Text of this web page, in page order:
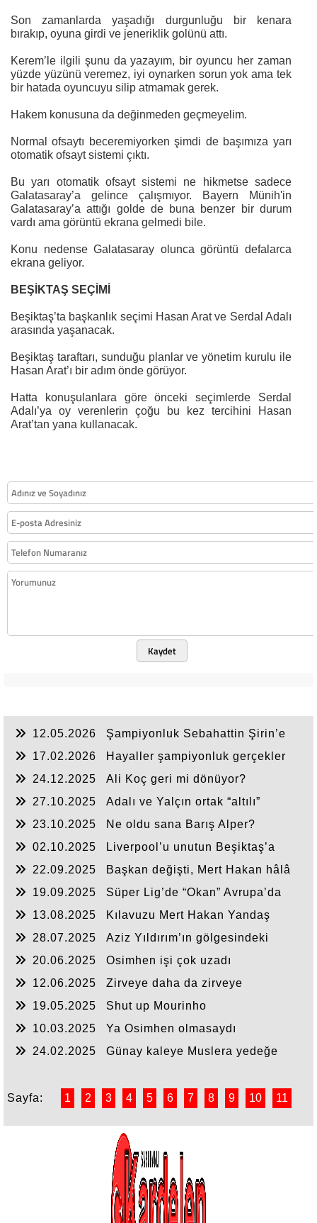
Son zamanlarda yaşadığı durgunluğu bir kenara
bırakıp, oyuna girdi ve jeneriklik golünü attı.
Kerem’le ilgili şunu da yazayım, bir oyuncu her zaman
yüzde yüzünü veremez, iyi oynarken sorun yok ama tek
bir hatada oyuncuyu silip atmamak gerek.
Hakem konusuna da değinmeden geçmeyelim.
Normal ofsaytı beceremiyorken şimdi de başımıza yarı
otomatik ofsayt sistemi çıktı.
Bu yarı otomatik ofsayt sistemi ne hikmetse sadece
Galatasaray’a gelince çalışmıyor. Bayern Münih'in
Galatasaray’a attığı golde de buna benzer bir durum
vardı ama görüntü ekrana gelmedi bile.
Konu nedense Galatasaray olunca görüntü defalarca
ekrana geliyor.
BEŞİKTAŞ SEÇİMİ
Beşiktaş’ta başkanlık seçimi Hasan Arat ve Serdal Adalı
arasında yaşanacak.
Beşiktaş taraftarı, sunduğu planlar ve yönetim kurulu ile
Hasan Arat’ı bir adım önde görüyor.
Hatta konuşulanlara göre önceki seçimlerde Serdal
Adalı’ya oy verenlerin çoğu bu kez tercihini Hasan
Arat’tan yana kullanacak.
Kaydet
12.05.2026
Şampiyonluk Sebahattin Şirin’e
17.02.2026
Hayaller şampiyonluk gerçekler
24.12.2025
Ali Koç geri mi dönüyor?
27.10.2025
Adalı ve Yalçın ortak “altılı”
23.10.2025
Ne oldu sana Barış Alper?
02.10.2025
Liverpool’u unutun Beşiktaş’a
22.09.2025
Başkan değişti, Mert Hakan hâlâ
19.09.2025
Süper Lig’de “Okan” Avrupa’da
13.08.2025
Kılavuzu Mert Hakan Yandaş
28.07.2025
Aziz Yıldırım’ın gölgesindeki
20.06.2025
Osimhen işi çok uzadı
12.06.2025
Zirveye daha da zirveye
19.05.2025
Shut up Mourinho
10.03.2025
Ya Osimhen olmasaydı
24.02.2025
Günay kaleye Muslera yedeğe
Sayfa: 1 2 3 4 5 6 7 8 9 10 11